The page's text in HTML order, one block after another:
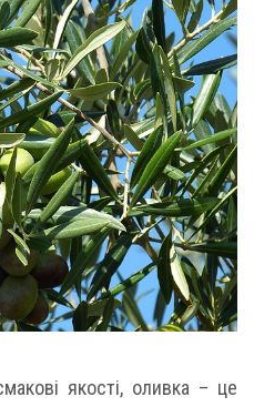
якості, оливка – це